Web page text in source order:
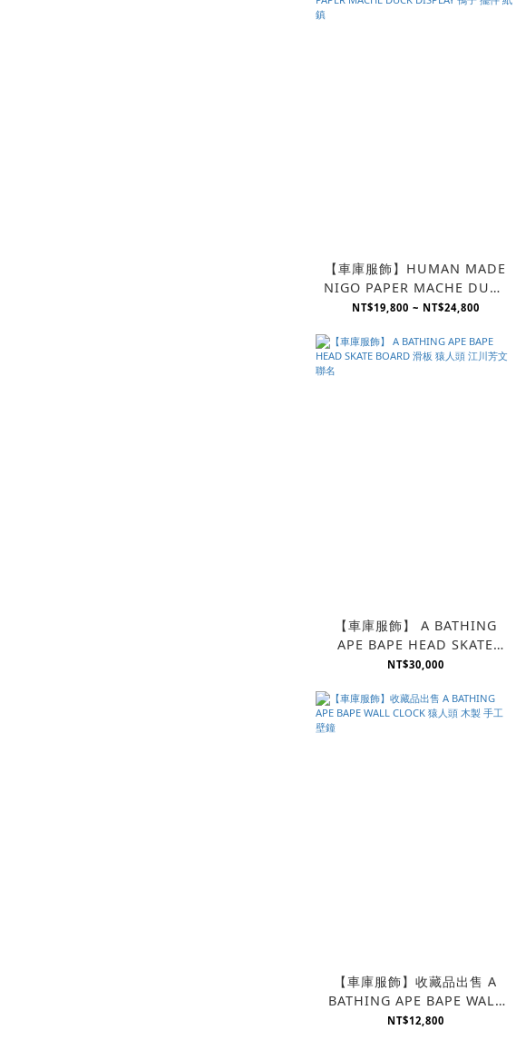
【車庫服飾】HUMAN MADE
NIGO PAPER MACHE DUCK
DISPLAY 鴨子 擺件 紙鎮
NT$19,800 ~ NT$24,800
【車庫服飾】 A BATHING
APE BAPE HEAD SKATE
BOARD 滑板 猿人頭 江川芳文
NT$30,000
【車庫服飾】收藏品出售 A
BATHING APE BAPE WALL
CLOCK 猿人頭 木製 手工 壁
NT$12,800